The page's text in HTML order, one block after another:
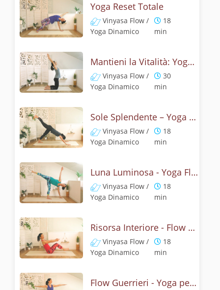
Yoga Reset Totale
Vinyasa Flow /
Yoga Dinamico
18
min
Mantieni la Vitalità: Yoga Reset
Vinyasa Flow /
Yoga Dinamico
30
min
Sole Splendente – Yoga Flow del Risveglio
Vinyasa Flow /
Yoga Dinamico
18
min
Luna Luminosa - Yoga Flow delle Anche
Vinyasa Flow /
Yoga Dinamico
18
min
Risorsa Interiore - Flow Addominali
Vinyasa Flow /
Yoga Dinamico
18
min
Flow Guerrieri - Yoga per le Anche